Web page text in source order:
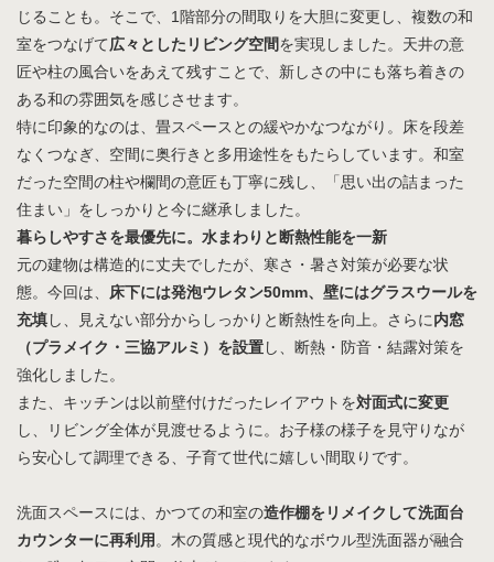
じることも。そこで、1階部分の間取りを大胆に変更し、複数の和
室をつなげて広々としたリビング空間を実現しました。天井の意
匠や柱の風合いをあえて残すことで、新しさの中にも落ち着きの
ある和の雰囲気を感じさせます。
特に印象的なのは、畳スペースとの緩やかなつながり。床を段差
なくつなぎ、空間に奥行きと多用途性をもたらしています。和室
だった空間の柱や欄間の意匠も丁寧に残し、「思い出の詰まった
住まい」をしっかりと今に継承しました。
暮らしやすさを最優先に。水まわりと断熱性能を一新
元の建物は構造的に丈夫でしたが、寒さ・暑さ対策が必要な状
態。今回は、 床下には発泡ウレタン50mm、壁にはグラスウールを
充填し、見えない部分からしっかりと断熱性を向上。さらに内窓
（プラメイク・三協アルミ）を設置し、断熱・防音・結露対策を
強化しました。
また、キッチンは以前壁付けだったレイアウトを対面式に変更
し、リビング全体が見渡せるように。お子様の様子を見守りなが
ら安心して調理できる、子育て世代に嬉しい間取りです。
洗面スペースには、かつての和室の造作棚をリメイクして洗面台
カウンターに再利用。木の質感と現代的なボウル型洗面器が融合